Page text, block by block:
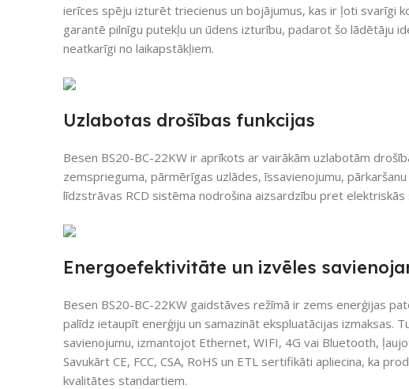
ierīces spēju izturēt triecienus un bojājumus, kas ir ļoti svarīgi
garantē pilnīgu putekļu un ūdens izturību, padarot šo lādētāju
neatkarīgi no laikapstākļiem.
Uzlabotas drošības funkcijas
Besen BS20-BC-22KW ir aprīkots ar vairākām uzlabotām
zemsprieguma, pārmērīgas uzlādes, īssavienojumu,
līdzstrāvas RCD sistēma nodrošina aizsardzību pret
Energoefektivitāte un izvēles
Besen BS20-BC-22KW gaidstāves režīmā ir zems enerģijas
palīdz ietaupīt enerģiju un samazināt ekspluatācijas izmaksas.
savienojumu, izmantojot Ethernet, WIFI, 4G vai Bluetooth,
Savukārt CE, FCC, CSA, RoHS un ETL sertifikāti apliecina, ka
kvalitātes standartiem.